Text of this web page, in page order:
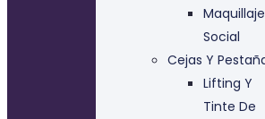
Maquillaje
Social
Cejas Y
Lifting Y
Tinte De